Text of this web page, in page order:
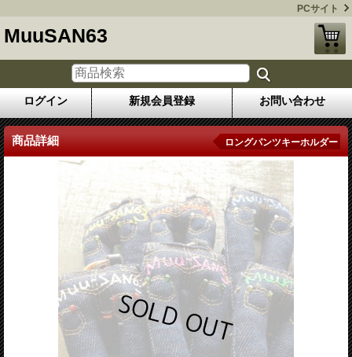
PCサイト
MuuSAN63
ログイン 新規会員登録 お問い合わせ
商品詳細 ロングパンツキーホルダー